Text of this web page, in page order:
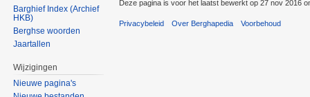
Barghief Index (Archief
HKB)
Berghse woorden
Jaartallen
Wijzigingen
Nieuwe pagina's
Deze pagina is voor het laatst bewerkt op 27 nov 2016
Privacybeleid Over Berghapedia Voorbehoud